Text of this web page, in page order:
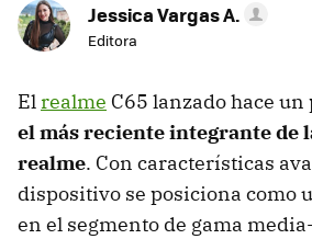
Jessica Vargas A.
Editora
Elrealme C65 lanzado hace un
el más reciente integrante de
realme. Con características
dispositivo se posiciona como
en el segmento de gama